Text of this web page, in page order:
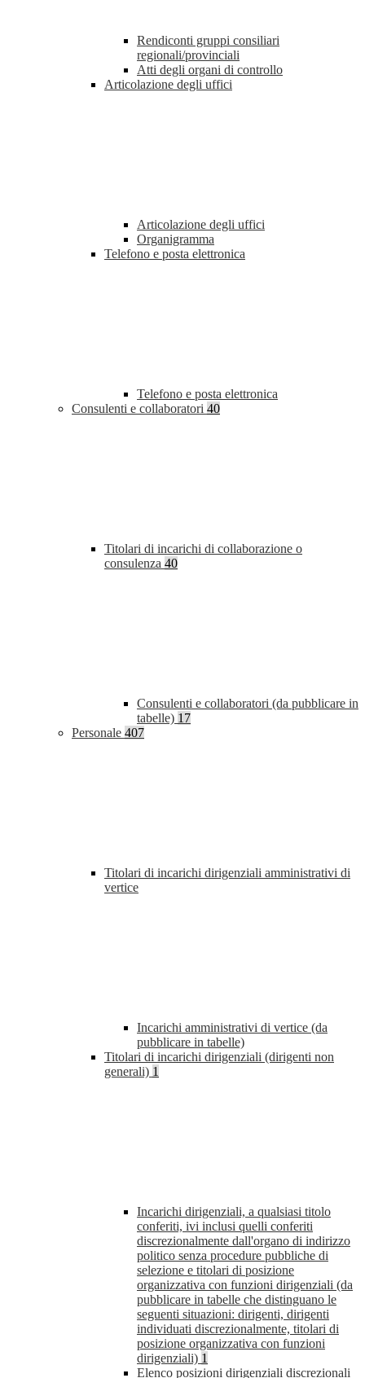
Rendiconti gruppi consiliari
regionali/provinciali
Atti degli organi di controllo
Articolazione degli uffici
Articolazione degli uffici
Organigramma
Telefono e posta elettronica
Telefono e posta elettronica
Consulenti e collaboratori 40
Titolari di incarichi di collaborazione o
consulenza 40
Consulenti e collaboratori (da pubblicare in
tabelle) 17
Personale 407
Titolari di incarichi dirigenziali amministrativi di
vertice
Incarichi amministrativi di vertice (da
pubblicare in tabelle)
Titolari di incarichi dirigenziali (dirigenti non
generali) 1
Incarichi dirigenziali, a qualsiasi titolo
conferiti, ivi inclusi quelli conferiti
discrezionalmente dall'organo di indirizzo
politico senza procedure pubbliche di
selezione e titolari di posizione
organizzativa con funzioni dirigenziali (da
pubblicare in tabelle che distinguano le
seguenti situazioni: dirigenti, dirigenti
individuati discrezionalmente, titolari di
posizione organizzativa con funzioni
dirigenziali) 1
Elenco posizioni dirigenziali discrezionali